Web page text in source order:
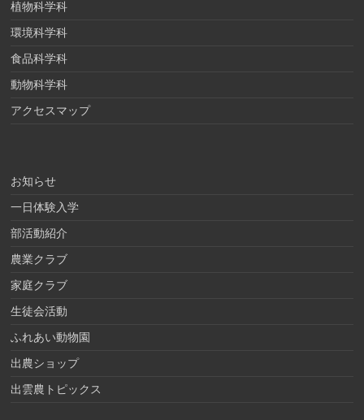
植物科学科
環境科学科
食品科学科
動物科学科
アクセスマップ
お知らせ
一日体験入学
部活動紹介
農業クラブ
家庭クラブ
生徒会活動
ふれあい動物園
出農ショップ
出雲農トピックス